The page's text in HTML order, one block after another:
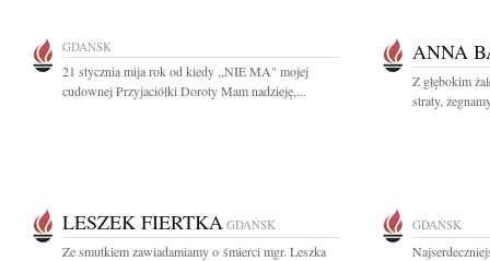
GDAŃSK
21 stycznia mija rok od kiedy ,,NIE MA" mojej
cudownej Przyjaciółki Doroty Mam nadzieję,...
ANNA
Z głębokim
straty,
LESZEK FIERTKA GDAŃSK
Ze smutkiem zawiadamiamy o śmierci mgr. Leszka
GDAŃSK